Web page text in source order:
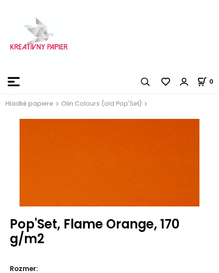
0
Hladké papiere Olin Colours (old Pop'Set)
Pop'Set, Flame Orange, 170
g/m2
Rozmer: